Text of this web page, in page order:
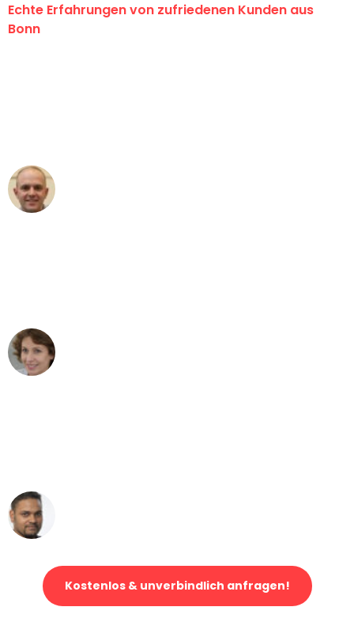
Echte Erfahrungen von zufriedenen Kunden aus
Bonn
Kostenlos & unverbindlich anfragen!